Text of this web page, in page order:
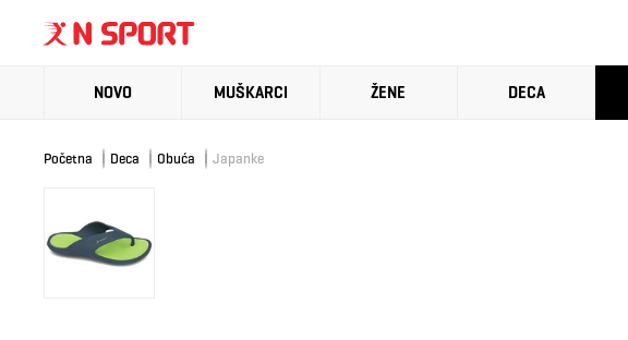
NOVO MUŠKARCI ŽENE DECA
Početna Deca Obuća Japanke